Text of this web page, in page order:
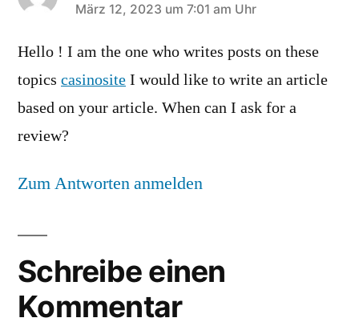
sagt:
März 12, 2023 um 7:01 am Uhr
Hello ! I am the one who writes posts on these
topics casinosite I would like to write an article
based on your article. When can I ask for a
review?
Zum Antworten anmelden
Schreibe einen
Kommentar